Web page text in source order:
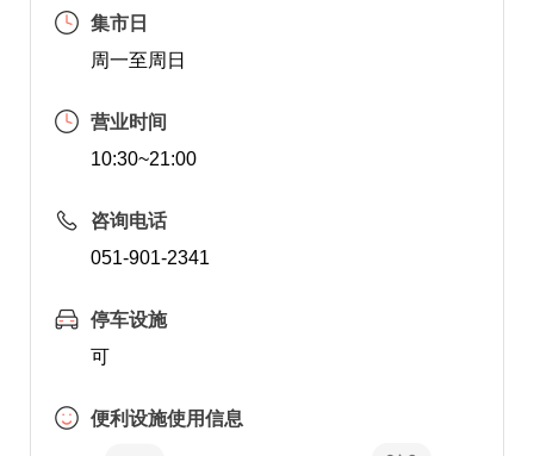
集市日
周一至周日
营业时间
10:30~21:00
咨询电话
051-901-2341
停车设施
可
便利设施使用信息